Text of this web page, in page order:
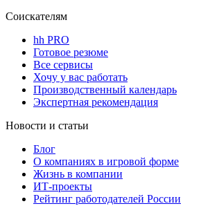
Соискателям
hh PRO
Готовое резюме
Все сервисы
Хочу у вас работать
Производственный календарь
Экспертная рекомендация
Новости и статьи
Блог
О компаниях в игровой форме
Жизнь в компании
ИТ-проекты
Рейтинг работодателей России